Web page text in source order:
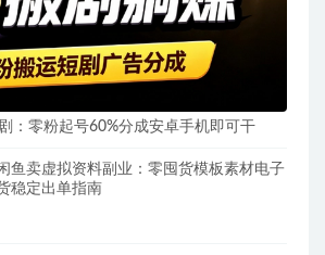
：零粉起号60%分成安卓手机即可干
闲鱼卖虚拟资料副业：零囤货模板素材电子
稳定出单指南